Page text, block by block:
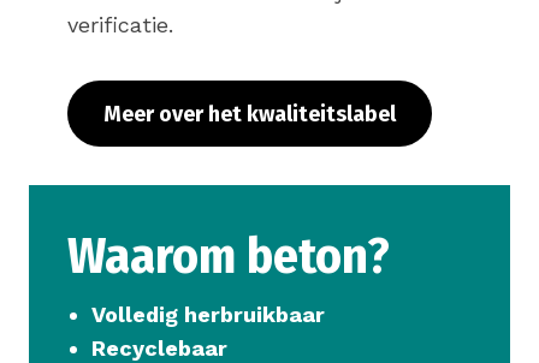
verificatie.
Meer over het kwaliteitslabel
Waarom beton?
Volledig herbruikbaar
Recyclebaar